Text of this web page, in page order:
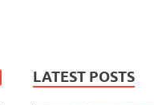
LATEST POSTS